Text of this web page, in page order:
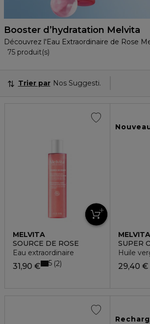
Booster d’hydratation Melvita
Découvrez l'Eau Extraordinaire de Rose
75 produit(s)
Trier par Nos Suggestions
MELVITA
SOURCE DE ROSE
Eau extraordinaire
31,90 € 5 2
MELVITA
SUPER
Huile
29,40 €